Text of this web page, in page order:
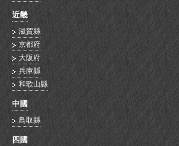
近畿
滋賀縣
京都府
大阪府
兵庫縣
和歌山縣
中國
鳥取縣
四國